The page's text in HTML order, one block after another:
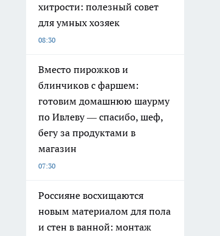
хитрости: полезный совет
для умных хозяек
08:30
Вместо пирожков и
блинчиков с фаршем:
готовим домашнюю шаурму
по Ивлеву — спасибо, шеф,
бегу за продуктами в
магазин
07:30
Россияне восхищаются
новым материалом для пола
и стен в ванной: монтаж